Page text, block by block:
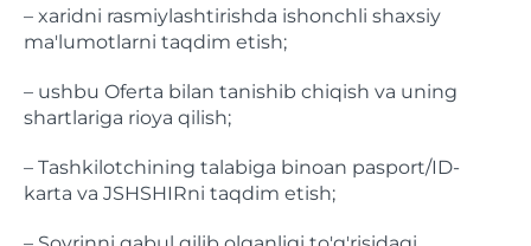
– xaridni rasmiylashtirishda ishonchli shaxsiy
ma'lumotlarni taqdim etish;
– ushbu Oferta bilan tanishib chiqish va uning
shartlariga rioya qilish;
– Tashkilotchining talabiga binoan pasport/ID-
karta va JSHSHIRni taqdim etish;